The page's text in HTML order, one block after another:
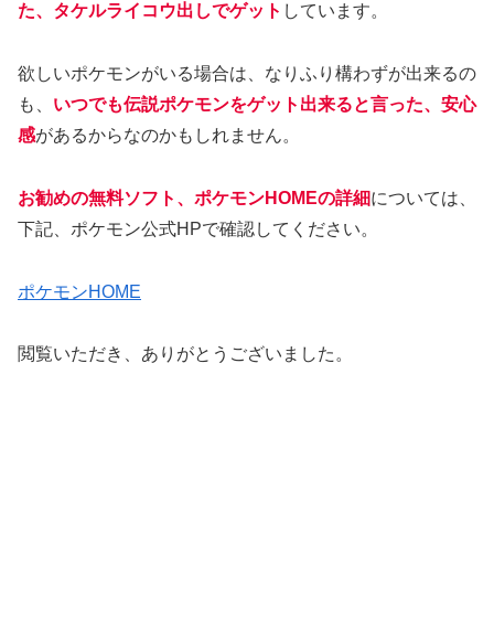
た、タケルライコウ出しでゲット しています。
欲しいポケモンがいる場合は、なりふり構わずが出来るの
も、 いつでも伝説ポケモンをゲット出来ると言った、安心
感があるからなのかもしれません。
お勧めの無料ソフト、ポケモンHOMEの詳細については、
下記、ポケモン公式HPで確認してください。
ポケモンHOME
閲覧いただき、ありがとうございました。